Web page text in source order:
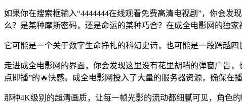
如果你在搜索框输入“4444444在线观看免费高清电视剧”，你会
么？是某种摩斯密码，还是命运的某种巧合？在成全电影网的独家
它可能是一个关于数字生命挣扎的科幻史诗，也可能是一段跨越
走进成全电影网的界面，你会发现这里没有花里胡哨的弹窗广告
点即播”的🔥快感。成全电影网投入了大量的服务器资源，确保在
那种4K级别的超清画质，让每一帧光影的流动都细腻可见，角色